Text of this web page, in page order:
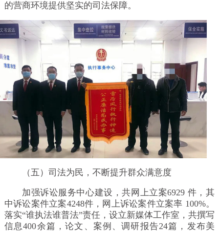
的营商环境提供坚实的司法保障。
（五）司法为民，不断提升群众满意度
加强诉讼服务中心建设，共网上立案6929 件，其
中诉讼案件立案4248件，网上诉讼案件立案率 100%。
落实“谁执法谁普法”责任，设立新媒体工作室，共撰写
信息400余篇，论文、案例、调研报告24篇，发布美